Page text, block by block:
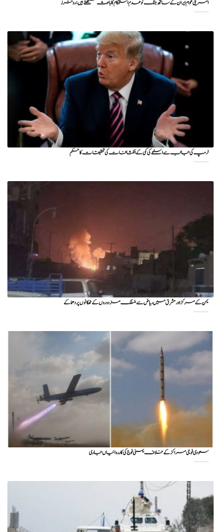
امریکی عوام ایران کے ساتھ جنگ کو عدم استحکام کا باعث سمجھتے ہیں: روئٹرز
ٹرمپ کی جانب سے اسلحے کی کمی کے انکشافات کی تحقیقات کا حکم
یمن کے مرکز اور مشرق میں ریاض سے منسلک مزدوروں کے ٹھکانوں پر دھماکے
سعودی فوجی مراکز کے خلاف یمنی فوج کی کارروائیاں جاری